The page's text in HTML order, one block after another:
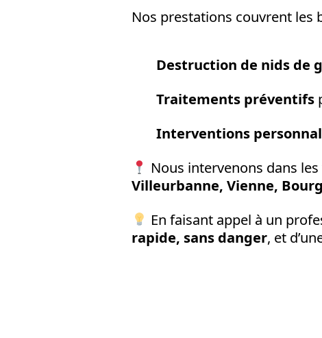
Nos prestations couvrent les
Destruction de nids de
Traitements préventifs
Interventions
Nous intervenons dans
Villeurbanne, Vienne,
En faisant appel à un
rapide, sans danger, et